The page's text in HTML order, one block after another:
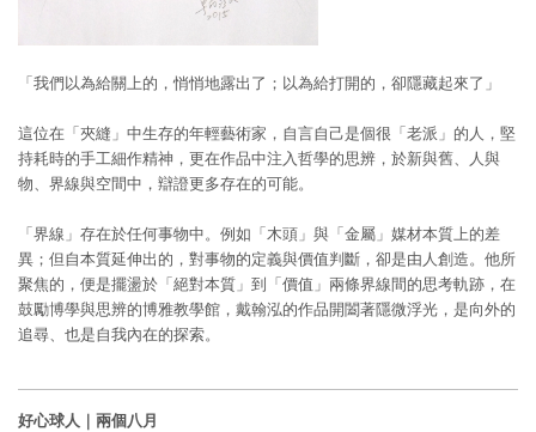
「我們以為給關上的，悄悄地露出了；以為給打開的，卻隱藏起來了」
這位在「夾縫」中生存的年輕藝術家，自言自己是個很「老派」的人，堅
持耗時的手工細作精神，更在作品中注入哲學的思辨，於新與舊、人與
物、界線與空間中，辯證更多存在的可能。
「界線」存在於任何事物中。例如「木頭」與「金屬」媒材本質上的差
異；但自本質延伸出的，對事物的定義與價值判斷，卻是由人創造。他所
聚焦的，便是擺盪於「絕對本質」到「價值」兩條界線間的思考軌跡，在
鼓勵博學與思辨的博雅教學館，戴翰泓的作品開闔著隱微浮光，是向外的
追尋、也是自我內在的探索。
好心球人｜兩個八月